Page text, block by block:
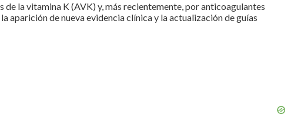
la vitamina K (AVK) y, más recientemente, por anticoagulantes
de nueva evidencia clínica y la actualización de guías